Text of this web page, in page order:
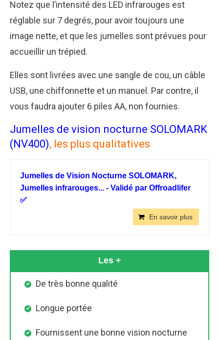
Notez que l’intensité des LED infrarouges est
réglable sur 7 degrés, pour avoir toujours une
image nette, et que les jumelles sont prévues pour
accueillir un trépied.
Elles sont livrées avec une sangle de cou, un câble
USB, une chiffonnette et un manuel. Par contre, il
vous faudra ajouter 6 piles AA, non fournies.
Jumelles de vision nocturne SOLOMARK
(NV400), les plus qualitatives
Jumelles de Vision Nocturne SOLOMARK,
Jumelles infrarouges... - Validé par Offroadlifer
✅
En savoir plus
Les +
De très bonne qualité
Longue portée
Fournissent une bonne vision nocturne